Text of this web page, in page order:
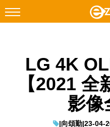
Facebook Instagram
科技焦點
LG 4K
【2021 全
影像
|向頌勤|23-04-